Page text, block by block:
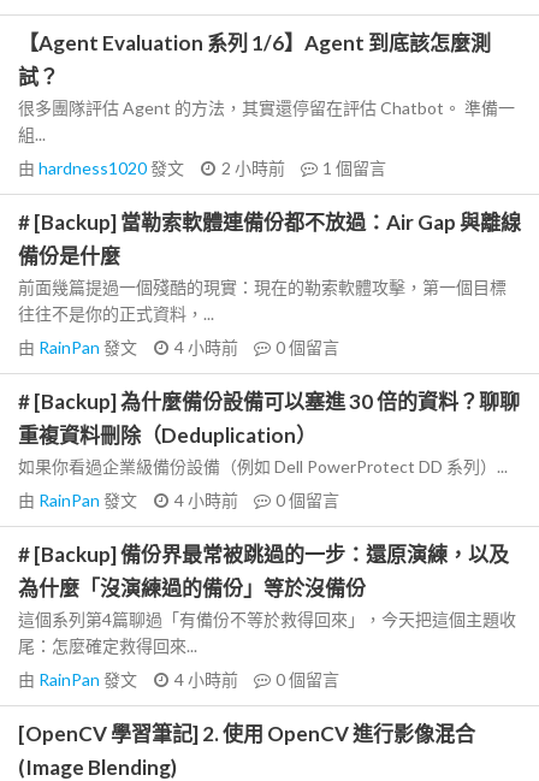
【Agent Evaluation 系列 1/6】Agent 到底該怎麼測
試？
很多團隊評估 Agent 的方法，其實還停留在評估 Chatbot。 準備一
組...
由 hardness1020發文 2 小時前 1 個留言
# [Backup] 當勒索軟體連備份都不放過：Air Gap 與離線
備份是什麼
前面幾篇提過一個殘酷的現實：現在的勒索軟體攻擊，第一個目標
往往不是你的正式資料，...
由 RainPan 發文 4 小時前 0個留言
# [Backup] 為什麼備份設備可以塞進 30 倍的資料？聊聊
重複資料刪除（Deduplication）
如果你看過企業級備份設備（例如 Dell PowerProtect DD 系列）...
由 RainPan 發文 4 小時前 0個留言
# [Backup] 備份界最常被跳過的一步：還原演練，以及
為什麼「沒演練過的備份」等於沒備份
這個系列第4篇聊過「有備份不等於救得回來」，今天把這個主題收
尾：怎麼確定救得回來...
由 RainPan 發文 4 小時前 0個留言
[OpenCV 學習筆記] 2. 使用 OpenCV 進行影像混合
(Image Blending)